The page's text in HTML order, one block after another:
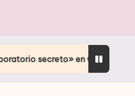
en Orlando Culpa